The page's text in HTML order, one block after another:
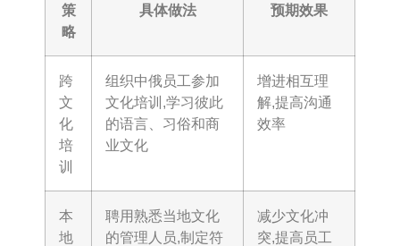
策
略
具体做法 预期效果
跨
文
化
培
训
组织中俄员工参加
文化培训,学习彼此
的语言、习俗和商
业文化
增进相互理
解,提高沟通
效率
本
地
聘用熟悉当地文化
的管理人员,制定符
减少文化冲
突,提高员工